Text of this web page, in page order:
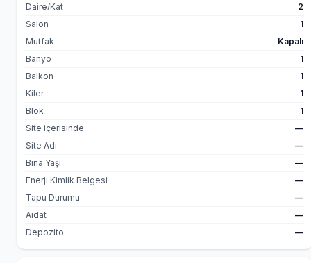
Daire/Kat
2
Salon
1
Mutfak
Kapalı
Banyo
1
Balkon
1
Kiler
1
Blok
1
Site içerisinde
—
Site Adı
—
Bina Yaşı
—
Enerji Kimlik Belgesi
—
Tapu Durumu
—
Aidat
—
Depozito
—